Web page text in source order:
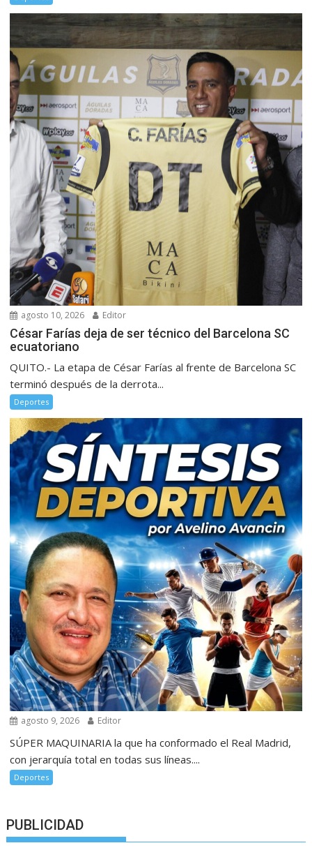
agosto 10, 2026 Editor
César Farías deja de ser técnico del Barcelona SC
ecuatoriano
QUITO.- La etapa de César Farías al frente de Barcelona SC
terminó después de la derrota...
Deportes
agosto 9, 2026 Editor
SÚPER MAQUINARIA la que ha conformado el Real Madrid,
con jerarquía total en todas sus líneas....
Deportes
PUBLICIDAD